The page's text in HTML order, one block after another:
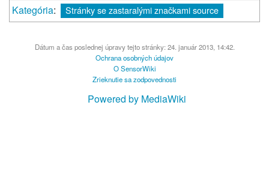
Kategória: Stránky se zastaralými značkami source
Dátum a čas poslednej úpravy tejto stránky: 24. január 2013, 14:42.
Ochrana osobných údajov
O SensorWiki
Zrieknutie sa zodpovednosti
Powered by MediaWiki